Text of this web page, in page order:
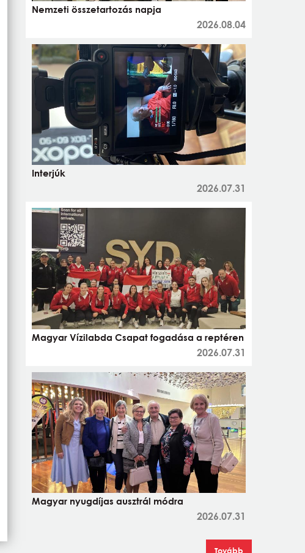
Nemzeti összetartozás napja
2026.08.04
Interjúk
2026.07.31
Magyar Vízilabda Csapat fogadása a reptéren
2026.07.31
Magyar nyugdíjas ausztrál módra
2026.07.31
Tovább